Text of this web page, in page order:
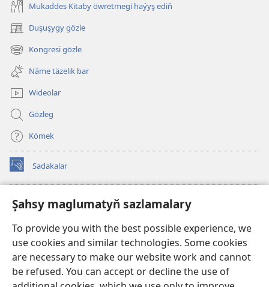
Şahsy maglumatyň sazlamalary
To provide you with the best possible experience, we
use cookies and similar technologies. Some cookies
are necessary to make our website work and cannot
be refused. You can accept or decline the use of
Mukaddes Kitaby öwretmegi haýyş ediň
Duşuşygy gözle
(täze
sahypada
açylýar)
Kongresi gözle
(täze
sahypada
açylýar)
Näme täzelik bar
Wideolar
Gözleg
Kömek
Sadakalar
(täze
sahypada
Garawul diňiniň ONLAÝN KITAPHANASY
(täze
açylýar)JW Hub
(täze
sahypada
açylýar)JW Library
Watchtower Library